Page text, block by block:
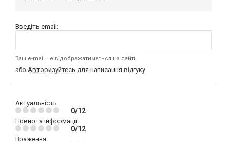
Введіть email:
Ваш e-mail не відображатиметься на сайті
або Авторизуйтесь для написання відгуку
Актуальність
0/12
Повнота інформації
0/12
Враження